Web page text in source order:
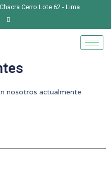
Cerro Lote 62 - Lima
nosotros actualmente